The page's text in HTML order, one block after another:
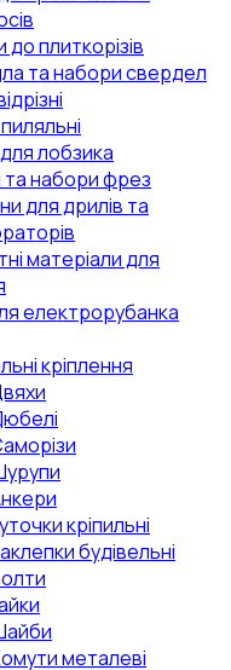
до плиткорізів
та набори свердел
лобзика
набори фрез
для дрилів та
матеріали для
електрорубанка
кріплення
кріпильні
будівельні
металеві